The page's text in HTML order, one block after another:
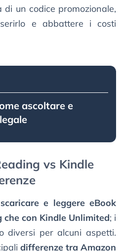
un codice promozionale,
e abbattere i costi
ascoltare e
vs Kindle
scaricare e leggere eBook
che con Kindle Unlimited; i
diversi per alcuni aspetti.
differenze tra Amazon